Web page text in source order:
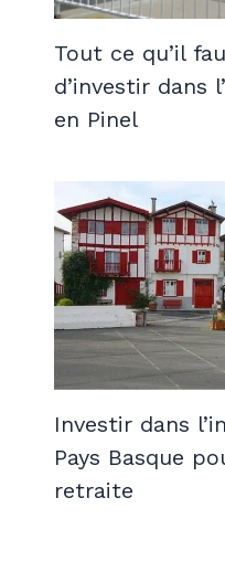
Tout ce qu’il
d’investir dans
en Pinel
Investir dans
Pays Basque
retraite